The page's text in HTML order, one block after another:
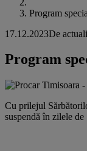
Program
17.12.2023De
Program
Cu prilejul
suspendă în zilele